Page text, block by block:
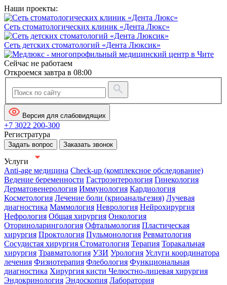
Наши проекты:
Сеть стоматологических клиник «Дента Люкс»
Сеть детских стоматологий «Дента Люксик»
Сейчас не работаем
Откроемся завтра в 08:00
Версия для слабовидящих
+7 3022 200-300
Регистратура
Задать вопрос Заказать звонок
Услуги
Anti-age медицина Check-up (комплексное обследование)
Ведение беременности Гастроэнтерология Гинекология
Дерматовенерология Иммунология Кардиология
Косметология Лечение боли (криоанальгезия) Лучевая
диагностика Маммология Неврология Нейрохирургия
Нефрология Общая хирургия Онкология
Оториноларингология Офтальмология Пластическая
хирургия Проктология Пульмонология Ревматология
Сосудистая хирургия Стоматология Терапия Торакальная
хирургия Травматология УЗИ Урология Услуги координатора
лечения Физиотерапия Флебология Функциональная
диагностика Хирургия кисти Челюстно-лицевая хирургия
Эндокринология Эндоскопия Лаборатория